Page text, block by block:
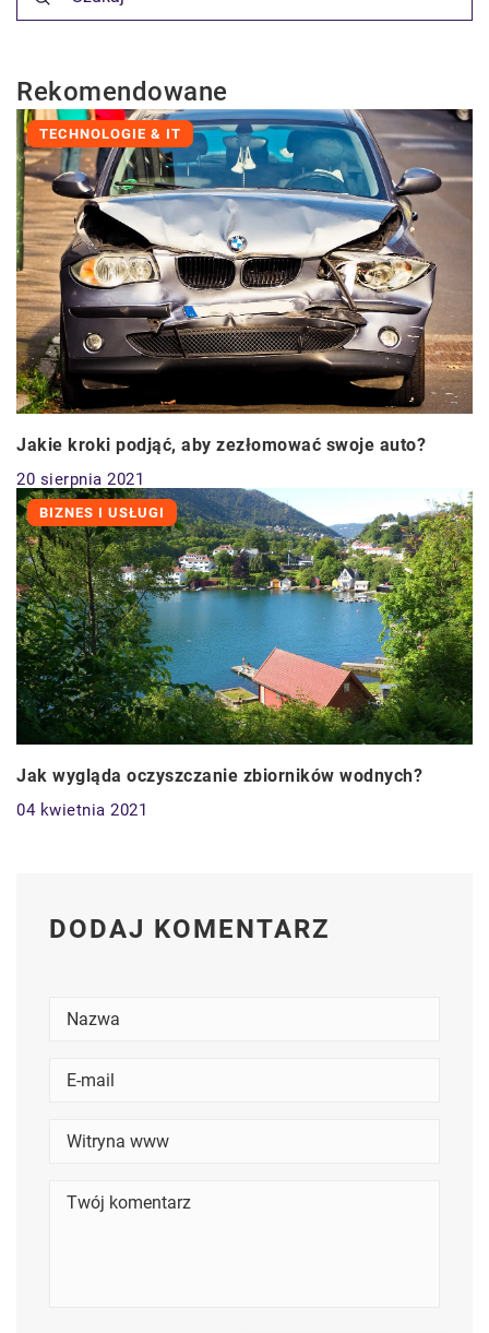
Rekomendowane
TECHNOLOGIE & IT
Jakie kroki podjąć, aby zezłomować swoje auto?
20 sierpnia 2021
BIZNES I USŁUGI
Jak wygląda oczyszczanie zbiorników wodnych?
04 kwietnia 2021
DODAJ KOMENTARZ